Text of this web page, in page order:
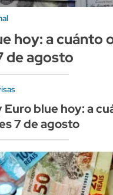
hoy: a cuánto
de agosto
Euro blue hoy: a
7 de agosto